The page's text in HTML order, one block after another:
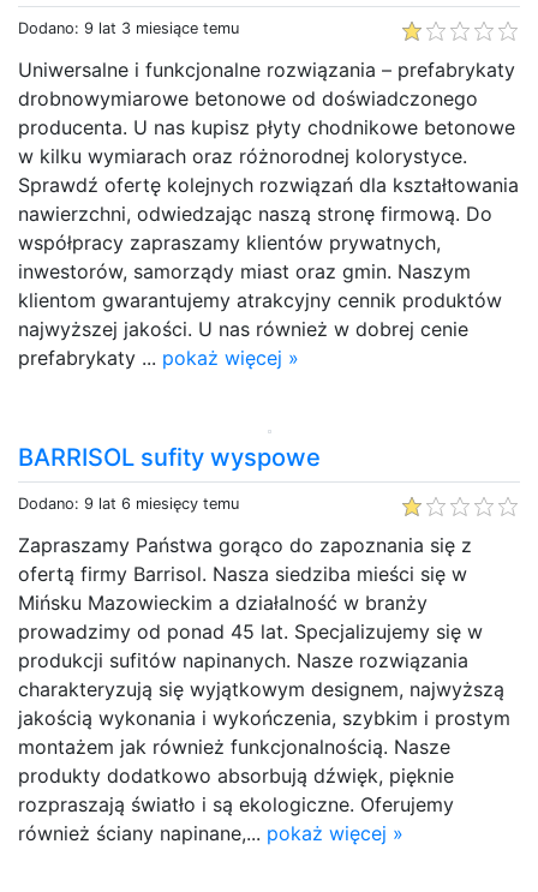
Dodano: 9 lat 3 miesiące temu
Uniwersalne i funkcjonalne rozwiązania – prefabrykaty
drobnowymiarowe betonowe od doświadczonego
producenta. U nas kupisz płyty chodnikowe betonowe
w kilku wymiarach oraz różnorodnej kolorystyce.
Sprawdź ofertę kolejnych rozwiązań dla kształtowania
nawierzchni, odwiedzając naszą stronę firmową. Do
współpracy zapraszamy klientów prywatnych,
inwestorów, samorządy miast oraz gmin. Naszym
klientom gwarantujemy atrakcyjny cennik produktów
najwyższej jakości. U nas również w dobrej cenie
prefabrykaty ... pokaż więcej »
BARRISOL sufity wyspowe
Dodano: 9 lat 6 miesięcy temu
Zapraszamy Państwa gorąco do zapoznania się z
ofertą firmy Barrisol. Nasza siedziba mieści się w
Mińsku Mazowieckim a działalność w branży
prowadzimy od ponad 45 lat. Specjalizujemy się w
produkcji sufitów napinanych. Nasze rozwiązania
charakteryzują się wyjątkowym designem, najwyższą
jakością wykonania i wykończenia, szybkim i prostym
montażem jak również funkcjonalnością. Nasze
produkty dodatkowo absorbują dźwięk, pięknie
rozpraszają światło i są ekologiczne. Oferujemy
również ściany napinane,... pokaż więcej »